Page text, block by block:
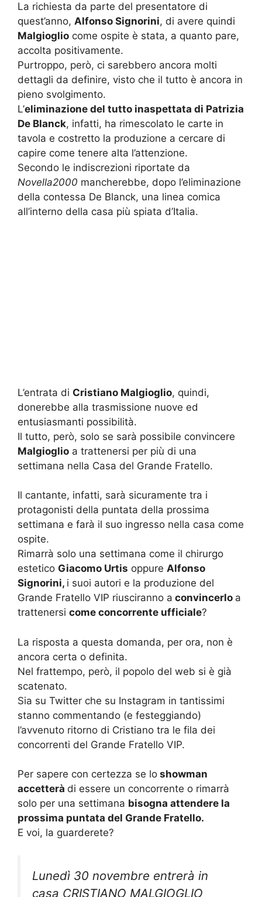
La richiesta da parte del presentatore di
quest’anno, Alfonso Signorini, di avere quindi
Malgioglio come ospite è stata, a quanto pare,
accolta positivamente.
Purtroppo, però, ci sarebbero ancora molti
dettagli da definire, visto che il tutto è ancora in
pieno svolgimento.
L’eliminazione del tutto inaspettata di Patrizia
De Blanck, infatti, ha rimescolato le carte in
tavola e costretto la produzione a cercare di
capire come tenere alta l’attenzione.
Secondo le indiscrezioni riportate da
Novella2000 mancherebbe, dopo l’eliminazione
della contessa De Blanck, una linea comica
all’interno della casa più spiata d’Italia.
L’entrata di Cristiano Malgioglio, quindi,
donerebbe alla trasmissione nuove ed
entusiasmanti possibilità.
Il tutto, però, solo se sarà possibile convincere
Malgioglio a trattenersi per più di una
settimana nella Casa del Grande Fratello.
Il cantante, infatti, sarà sicuramente tra i
protagonisti della puntata della prossima
settimana e farà il suo ingresso nella casa come
ospite.
Rimarrà solo una settimana come il chirurgo
estetico Giacomo Urtis oppure Alfonso
Signorini, i suoi autori e la produzione del
Grande Fratello VIP riusciranno a convincerlo a
trattenersi come concorrente ufficiale?
La risposta a questa domanda, per ora, non è
ancora certa o definita.
Nel frattempo, però, il popolo del web si è già
scatenato.
Sia su Twitter che su Instagram in tantissimi
stanno commentando (e festeggiando)
l’avvenuto ritorno di Cristiano tra le fila dei
concorrenti del Grande Fratello VIP.
Per sapere con certezza se lo showman
accetterà di essere un concorrente o rimarrà
solo per una settimana bisogna attendere la
prossima puntata del Grande Fratello.
E voi, la guarderete?
Lunedì 30 novembre entrerà in
casa CRISTIANO MALGIOGLIO